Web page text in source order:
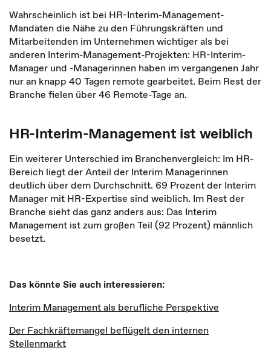
Wahrscheinlich ist bei HR-Interim-Management-
Mandaten die Nähe zu den Führungskräften und
Mitarbeitenden im Unternehmen wichtiger als bei
anderen Interim-Management-Projekten: HR-Interim-
Manager und -Managerinnen haben im vergangenen Jahr
nur an knapp 40 Tagen remote gearbeitet. Beim Rest der
Branche fielen über 46 Remote-Tage an.
HR-Interim-Management ist weiblich
Ein weiterer Unterschied im Branchenvergleich: Im HR-
Bereich liegt der Anteil der Interim Managerinnen
deutlich über dem Durchschnitt. 69 Prozent der Interim
Manager mit HR-Expertise sind weiblich. Im Rest der
Branche sieht das ganz anders aus: Das Interim
Management ist zum großen Teil (92 Prozent) männlich
besetzt.
Das könnte Sie auch interessieren:
Interim Management als berufliche Perspektive
Der Fachkräftemangel beflügelt den internen
Stellenmarkt